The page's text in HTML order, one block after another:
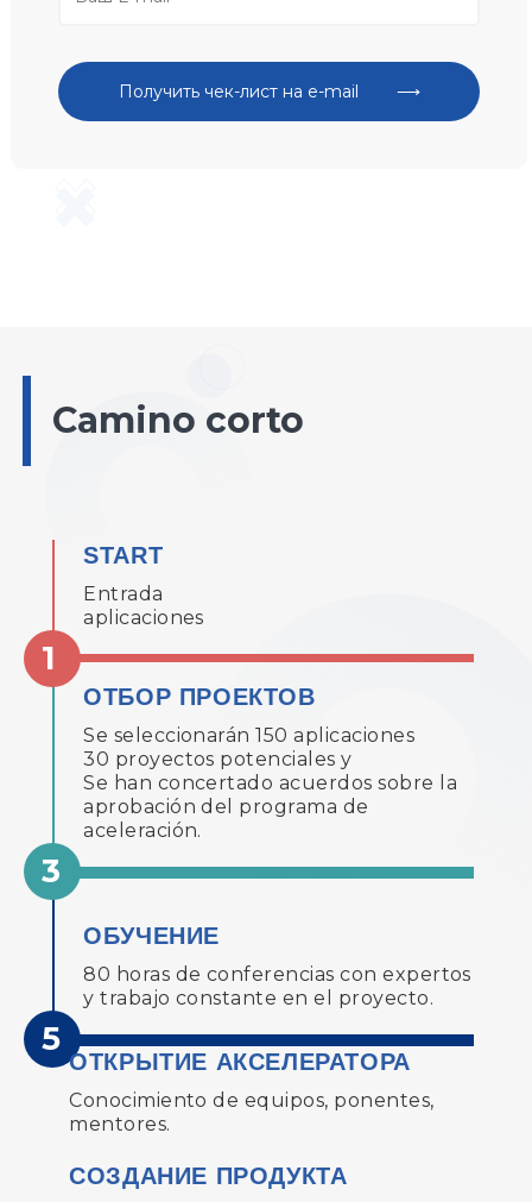
Camino corto
START
Entrada
aplicaciones
ОТБОР ПРОЕКТОВ
Se seleccionarán 150 aplicaciones
30 proyectos potenciales y
Se han concertado acuerdos sobre la
aprobación del programa de
aceleración.
ОБУЧЕНИЕ
80 horas de conferencias con expertos
y trabajo constante en el proyecto.
ОТКРЫТИЕ АКСЕЛЕРАТОРА
Conocimiento de equipos, ponentes,
mentores.
СОЗДАНИЕ ПРОДУКТА